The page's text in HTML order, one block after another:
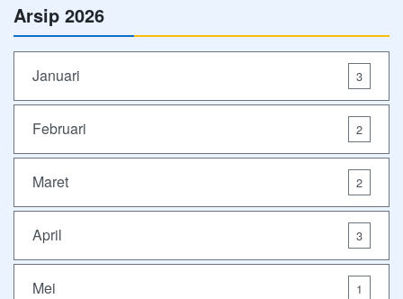
Arsip 2026
Januari 3
Februari 2
Maret 2
April 3
Mei 1